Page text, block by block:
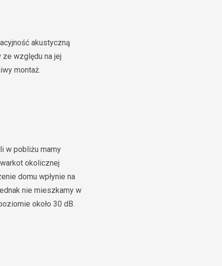
akustyczną
ze względu na jej
montaż.
w pobliżu mamy
okolicznej
domu wpłynie na
nie mieszkamy w
około 30 dB.